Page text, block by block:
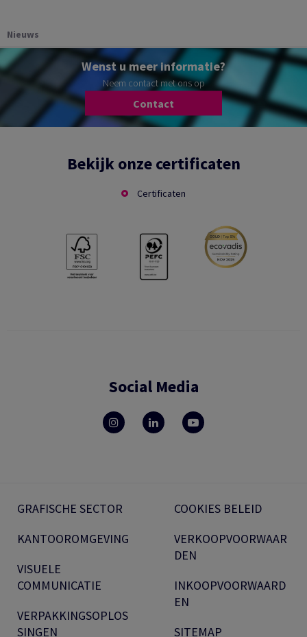
Nieuws
Wenst u meer informatie?
Neem contact met ons op
Contact
Bekijk onze certificaten
Certificaten
Social Media
GRAFISCHE SECTOR
KANTOOROMGEVING
VISUELE
COMMUNICATIE
VERPAKKINGSOPLOS
SINGEN
COOKIES BELEID
VERKOOPVOORWAAR
DEN
INKOOPVOORWAARD
EN
SITEMAP